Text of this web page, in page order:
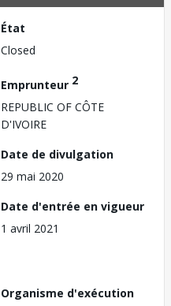
État
Closed
Emprunteur 2
REPUBLIC OF CÔTE
D'IVOIRE
Date de divulgation
29 mai 2020
Date d'entrée en vigueur
1 avril 2021
Organisme d'exécution